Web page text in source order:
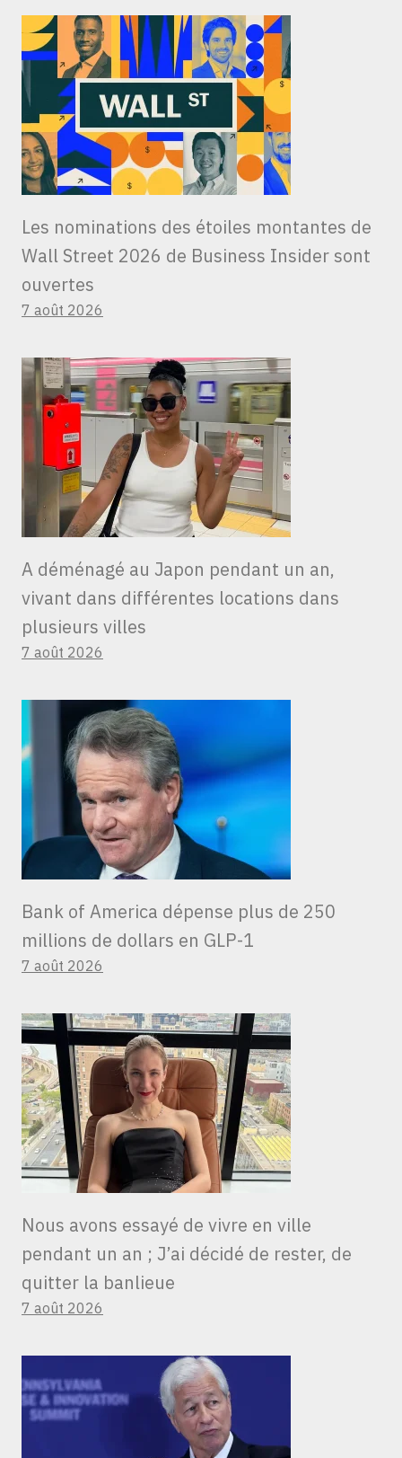
Les nominations des étoiles montantes de
Wall Street 2026 de Business Insider sont
ouvertes
7 août 2026
A déménagé au Japon pendant un an,
vivant dans différentes locations dans
plusieurs villes
7 août 2026
Bank of America dépense plus de 250
millions de dollars en GLP-1
7 août 2026
Nous avons essayé de vivre en ville
pendant un an ; J’ai décidé de rester, de
quitter la banlieue
7 août 2026